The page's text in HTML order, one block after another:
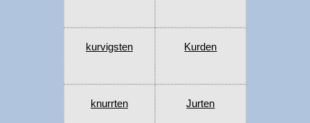
kurvigsten Kurden
knurrten Jurten